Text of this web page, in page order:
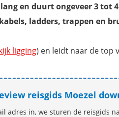
en duurt ongeveer 3 tot
ladders, trappen en
ligging) en leidt naar de top
reisgids Moezel
adres in, we sturen de reisgids